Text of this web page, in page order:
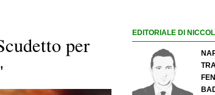
per
EDITORIALE DI